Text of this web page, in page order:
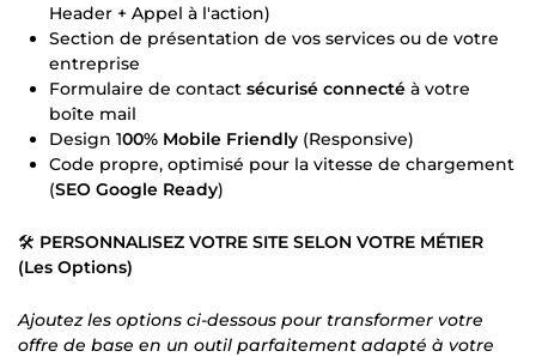
Header + Appel à l'action)
Section de présentation de vos services ou de votre
entreprise
Formulaire de contact sécurisé connecté à votre
boîte mail
Design 100% Mobile Friendly (Responsive)
Code propre, optimisé pour la vitesse de chargement
(SEO Google Ready)
🛠️ PERSONNALISEZ VOTRE SITE SELON VOTRE MÉTIER
(Les Options)
Ajoutez les options ci-dessous pour transformer votre
offre de base en un outil parfaitement adapté à votre